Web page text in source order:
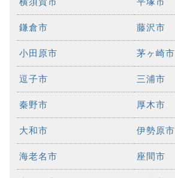
鎌倉市 藤沢市
小田原市 茅ヶ崎市
逗子市 三浦市
秦野市 厚木市
大和市 伊勢原市
海老名市 座間市